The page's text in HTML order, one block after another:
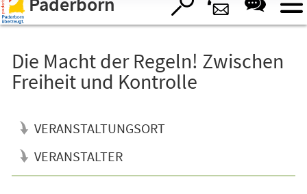
öffnen.
Die Macht der Regeln! Zwischen
Freiheit und Kontrolle
VERANSTALTUNGSORT
VERANSTALTER